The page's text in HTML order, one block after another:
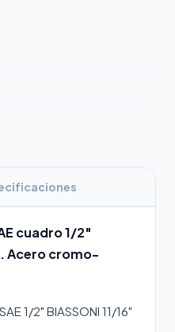
cuadro 1/2"
Acero cromo-
1/2" BIASSONI 11/16"